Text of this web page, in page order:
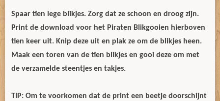
Spaar tien lege blikjes. Zorg dat ze schoon en droog zijn.
Print de download voor het Piraten Blikgooien hierboven
tien keer uit. Knip deze uit en plak ze om de blikjes heen.
Maak een toren van de tien blikjes en gooi deze om met
de verzamelde steentjes en takjes.
TIP: Om te voorkomen dat de print een beetje doorschijnt